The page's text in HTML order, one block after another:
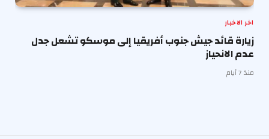
اخر الاخبار
زيارة قائد جيش جنوب أفريقيا إلى موسكو تشعل جدل
عدم الانحياز
منذ 7 أيام